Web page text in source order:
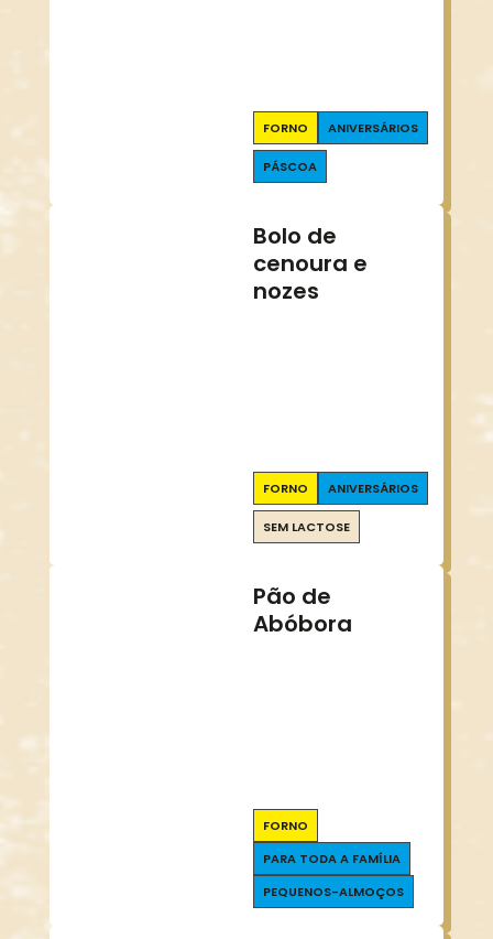
FORNO ANIVERSÁRIOS
PÁSCOA
Bolo de
cenoura e
nozes
FORNO ANIVERSÁRIOS
SEM LACTOSE
Pão de
Abóbora
FORNO
PARA TODA A FAMÍLIA
PEQUENOS-ALMOÇOS